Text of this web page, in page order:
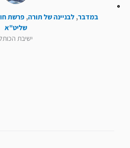
במדבר, לבניינה של תורה, פרשת
שליט"א
ישיבת